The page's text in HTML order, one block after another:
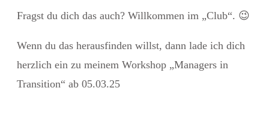
Fragst du dich das auch? Willkommen im „Club“. 😉
Wenn du das herausfinden willst, dann lade ich dich
herzlich ein zu meinem Workshop „Managers in
Transition“ ab 05.03.25